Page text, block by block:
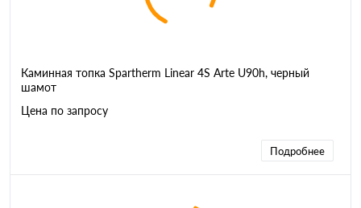
Каминная топка Spartherm Linear 4S Arte U90h, черный
шамот
Цена по запросу
Подробнее